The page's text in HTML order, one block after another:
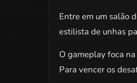
Entre em um salão
estilista de unhas
O gameplay foca
Para vencer os